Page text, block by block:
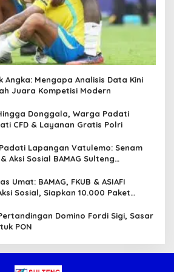
Angka: Mengapa Analisis Data Kini
Juara Kompetisi Modern
Donggala, Warga Padati
CFD & Layanan Gratis Polri
Lapangan Vatulemo: Senam
Aksi Sosial BAMAG Sulteng
Umat: BAMAG, FKUB & ASIAFI
Sosial, Siapkan 10.000 Paket
Domino Fordi Sigi, Sasar
PON